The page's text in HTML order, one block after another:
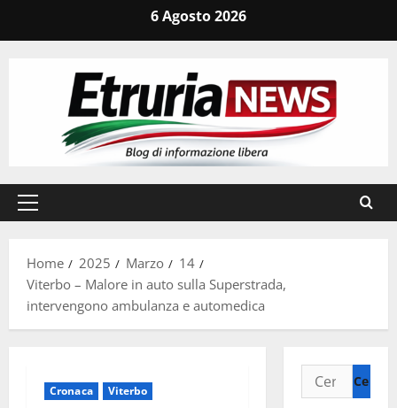
6 Agosto 2026
Menu
Home
2025 Marzo
14
Viterbo – Malore in auto sulla Superstrada,
intervengono ambulanza e automedica
Cronaca Viterbo
Ricerca
per: